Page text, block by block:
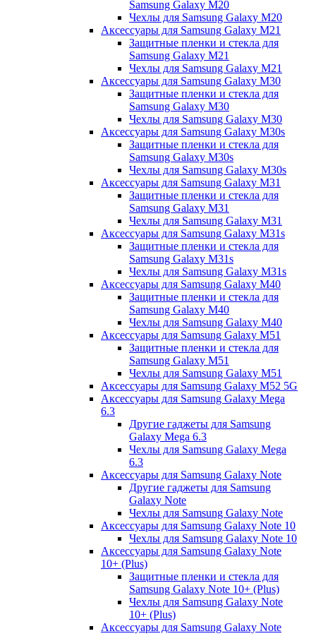
Samsung Galaxy M20
Чехлы для Samsung Galaxy M20
Аксессуары для Samsung Galaxy M21
Защитные пленки и стекла для
Samsung Galaxy M21
Чехлы для Samsung Galaxy M21
Аксессуары для Samsung Galaxy M30
Защитные пленки и стекла для
Samsung Galaxy M30
Чехлы для Samsung Galaxy M30
Аксессуары для Samsung Galaxy M30s
Защитные пленки и стекла для
Samsung Galaxy M30s
Чехлы для Samsung Galaxy M30s
Аксессуары для Samsung Galaxy M31
Защитные пленки и стекла для
Samsung Galaxy M31
Чехлы для Samsung Galaxy M31
Аксессуары для Samsung Galaxy M31s
Защитные пленки и стекла для
Samsung Galaxy M31s
Чехлы для Samsung Galaxy M31s
Аксессуары для Samsung Galaxy M40
Защитные пленки и стекла для
Samsung Galaxy M40
Чехлы для Samsung Galaxy M40
Аксессуары для Samsung Galaxy M51
Защитные пленки и стекла для
Samsung Galaxy M51
Чехлы для Samsung Galaxy M51
Аксессуары для Samsung Galaxy M52 5G
Аксессуары для Samsung Galaxy Mega
6.3
Другие гаджеты для Samsung
Galaxy Mega 6.3
Чехлы для Samsung Galaxy Mega
6.3
Аксессуары для Samsung Galaxy Note
Другие гаджеты для Samsung
Galaxy Note
Чехлы для Samsung Galaxy Note
Аксессуары для Samsung Galaxy Note 10
Чехлы для Samsung Galaxy Note 10
Аксессуары для Samsung Galaxy Note
10+ (Plus)
Защитные пленки и стекла для
Samsung Galaxy Note 10+ (Plus)
Чехлы для Samsung Galaxy Note
10+ (Plus)
Аксессуары для Samsung Galaxy Note